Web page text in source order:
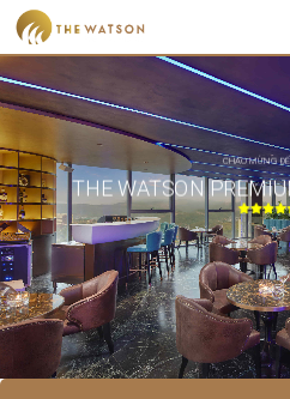
CHÀO MỪNG
THE WATSON